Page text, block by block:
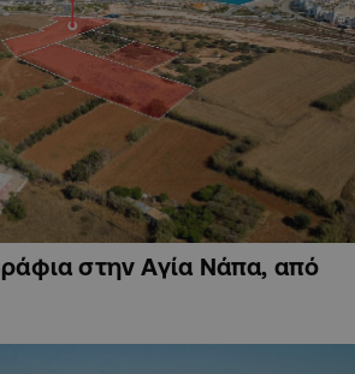
στην Αγία Νάπα, από